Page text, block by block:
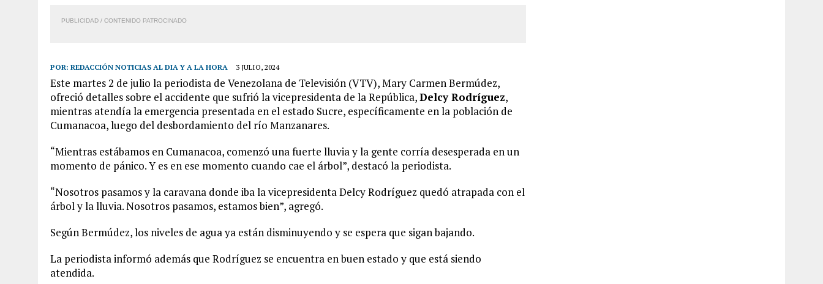
PUBLICIDAD / CONTENIDO PATROCINADO
POR: REDACCIÓN NOTICIAS AL DIA Y A LA HORA 3 JULIO, 2024
Este martes 2 de julio la periodista de Venezolana de Televisión (VTV), Mary Carmen Bermúdez,
ofreció detalles sobre el accidente que sufrió la vicepresidenta de la República,Delcy Rodríguez,
mientras atendía la emergencia presentada en el estado Sucre, específicamente en la población de
Cumanacoa, luego del desbordamiento del río Manzanares.
“Mientras estábamos en Cumanacoa, comenzó una fuerte lluvia y la gente corría desesperada en un
momento de pánico. Y es en ese momento cuando cae el árbol”, destacó la periodista.
“Nosotros pasamos y la caravana donde iba la vicepresidenta Delcy Rodríguez quedó atrapada con el
árbol y la lluvia. Nosotros pasamos, estamos bien”, agregó.
Según Bermúdez, los niveles de agua ya están disminuyendo y se espera que sigan bajando.
La periodista informó además que Rodríguez se encuentra en buen estado y que está siendo
atendida.